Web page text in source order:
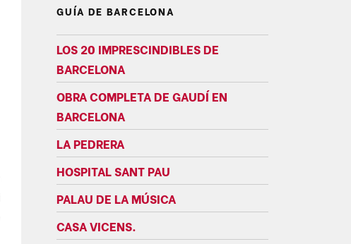
GUÍA DE BARCELONA
LOS 20 IMPRESCINDIBLES DE
BARCELONA
OBRA COMPLETA DE GAUDÍ EN
BARCELONA
LA PEDRERA
HOSPITAL SANT PAU
PALAU DE LA MÚSICA
CASA VICENS.